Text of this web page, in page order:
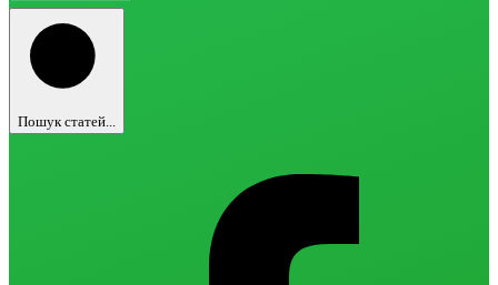
Пошук статей...